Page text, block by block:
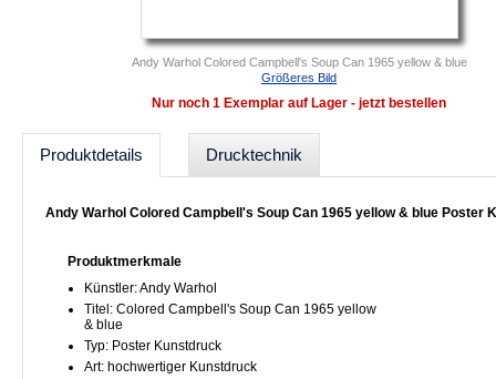
Andy Warhol Colored Campbell's Soup Can 1965 yellow & blue
Größeres Bild
Nur noch 1 Exemplar auf Lager - jetzt bestellen
Produktdetails Drucktechnik
Andy Warhol Colored Campbell's Soup Can 1965 yellow & blue Poster
Produktmerkmale
Künstler: Andy Warhol
Titel: Colored Campbell's Soup Can 1965 yellow
& blue
Typ: Poster Kunstdruck
Art: hochwertiger Kunstdruck